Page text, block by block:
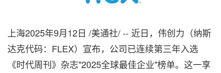
上海2025年9月12日 /美通社/ -- 近日，伟创力（纳斯
达克代码：FLEX）宣布，公司已连续第三年入选
《时代周刊》杂志"2025全球最佳企业"榜单。这一享